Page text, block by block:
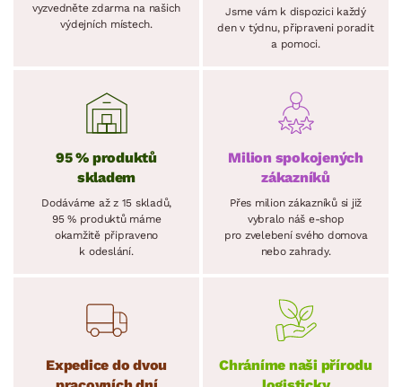
vyzvedněte zdarma na našich
výdejních místech.
Jsme vám k dispozici každý
den v týdnu, připraveni poradit
a pomoci.
95 % produktů
skladem
Dodáváme až z 15 skladů,
95 % produktů máme
okamžitě připraveno
k odeslání.
Milion spokojených
zákazníků
Přes milion zákazníků si již
vybralo náš e-shop
pro zvelebení svého domova
nebo zahrady.
Expedice do dvou
Chráníme naši přírodu